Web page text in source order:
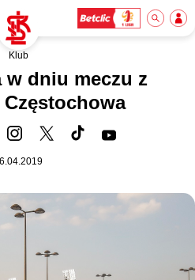
Klub
w dniu meczu z
Częstochowa